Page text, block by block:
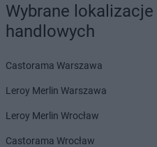
Wybrane
handlowych
Castorama Warszawa
Leroy Merlin Warszawa
Leroy Merlin Wrocław
Castorama Wrocław